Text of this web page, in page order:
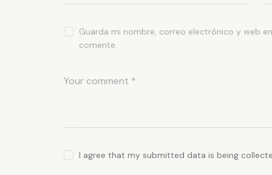
Guarda mi nombre, correo electrónico y web
comente.
I agree that my submitted data is being